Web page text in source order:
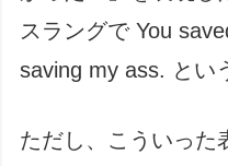
スラングで You
saving my ass. とい
ただし、こういった